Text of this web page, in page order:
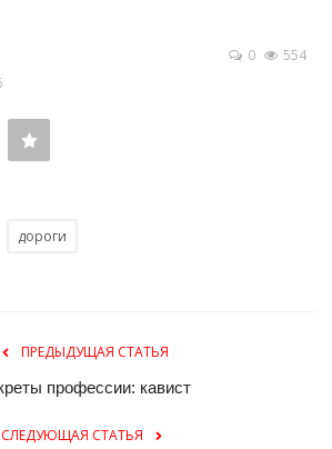
0 554
дороги
ПРЕДЫДУЩАЯ СТАТЬЯ
профессии: кавист
СЛЕДУЮЩАЯ СТАТЬЯ